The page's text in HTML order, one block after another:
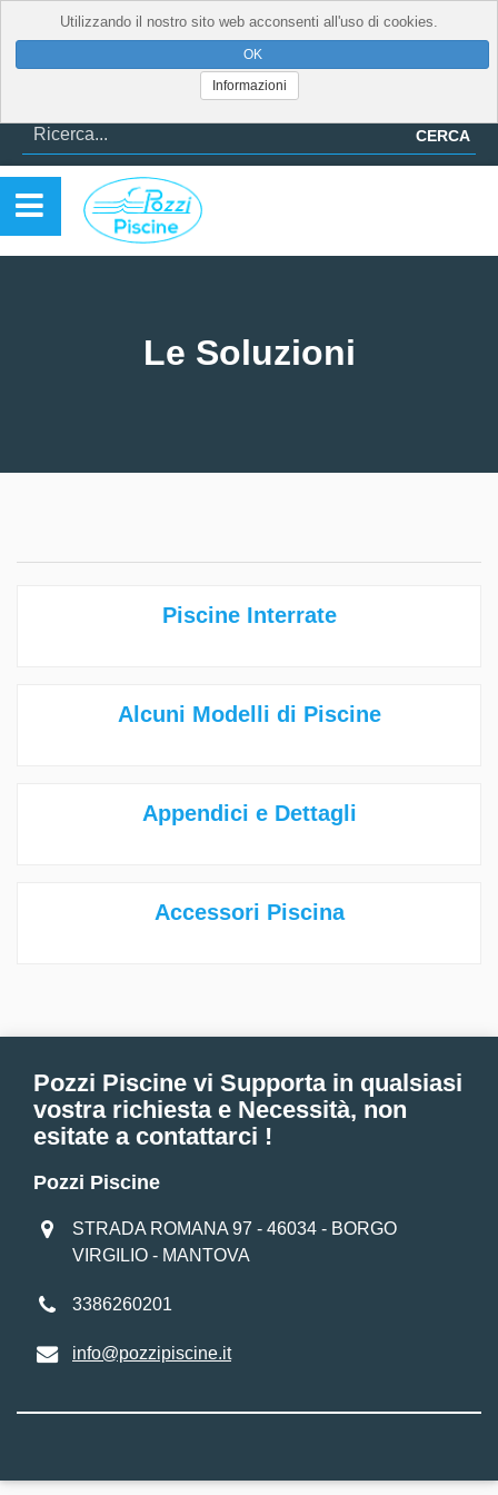
CERCA
Le Soluzioni
Piscine Interrate
Alcuni Modelli di Piscine
Appendici e Dettagli
Accessori Piscina
Pozzi Piscine vi Supporta in qualsiasi
vostra richiesta e Necessità, non
esitate a contattarci !
Pozzi Piscine
STRADA ROMANA 97 - 46034 - BORGO
VIRGILIO - MANTOVA
3386260201
info@pozzipiscine.it
Utilizzando il nostro sito web acconsenti all'uso di cookies.
Informazioni